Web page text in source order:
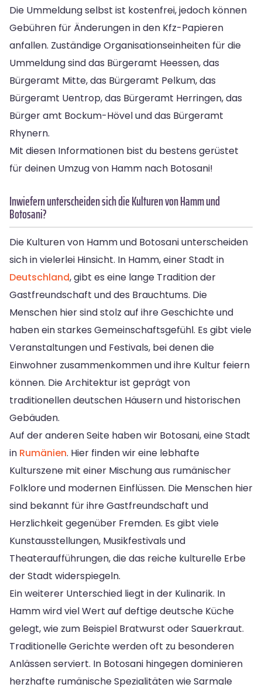
Die Ummeldung selbst ist kostenfrei, jedoch können
Gebühren für Änderungen in den Kfz-Papieren
anfallen. Zuständige Organisationseinheiten für die
Ummeldung sind das Bürgeramt Heessen, das
Bürgeramt Mitte, das Bürgeramt Pelkum, das
Bürgeramt Uentrop, das Bürgeramt Herringen, das
Bürger amt Bockum-Hövel und das Bürgeramt
Rhynern.
Mit diesen Informationen bist du bestens gerüstet
für deinen Umzug von Hamm nach Botosani!
Inwiefern unterscheiden sich die Kulturen von Hamm und
Botosani?
Die Kulturen von Hamm und Botosani unterscheiden
sich in vielerlei Hinsicht. In Hamm, einer Stadt in
Deutschland, gibt es eine lange Tradition der
Gastfreundschaft und des Brauchtums. Die
Menschen hier sind stolz auf ihre Geschichte und
haben ein starkes Gemeinschaftsgefühl. Es gibt viele
Veranstaltungen und Festivals, bei denen die
Einwohner zusammenkommen und ihre Kultur feiern
können. Die Architektur ist geprägt von
traditionellen deutschen Häusern und historischen
Gebäuden.
Auf der anderen Seite haben wir Botosani, eine Stadt
in Rumänien. Hier finden wir eine lebhafte
Kulturszene mit einer Mischung aus rumänischer
Folklore und modernen Einflüssen. Die Menschen hier
sind bekannt für ihre Gastfreundschaft und
Herzlichkeit gegenüber Fremden. Es gibt viele
Kunstausstellungen, Musikfestivals und
Theateraufführungen, die das reiche kulturelle Erbe
der Stadt widerspiegeln.
Ein weiterer Unterschied liegt in der Kulinarik. In
Hamm wird viel Wert auf deftige deutsche Küche
gelegt, wie zum Beispiel Bratwurst oder Sauerkraut.
Traditionelle Gerichte werden oft zu besonderen
Anlässen serviert. In Botosani hingegen dominieren
herzhafte rumänische Spezialitäten wie Sarmale